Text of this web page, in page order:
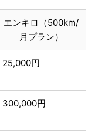
エンキロ（500km/
月プラン）
25,000円
300,000円